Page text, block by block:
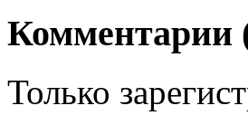
Комментарии
Только